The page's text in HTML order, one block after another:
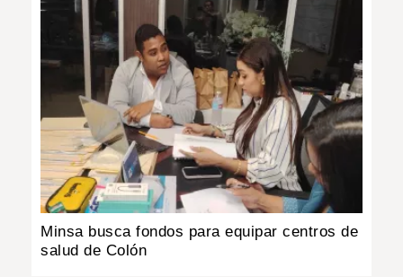
Minsa busca fondos para equipar centros de
salud de Colón